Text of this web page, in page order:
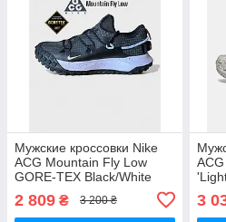
Мужские кроссовки Nike
ACG Mountain Fly Low
GORE-TEX Black/White
DD2861-010 кросівки Nike
2 809 ₴ 3 200 ₴
003
3